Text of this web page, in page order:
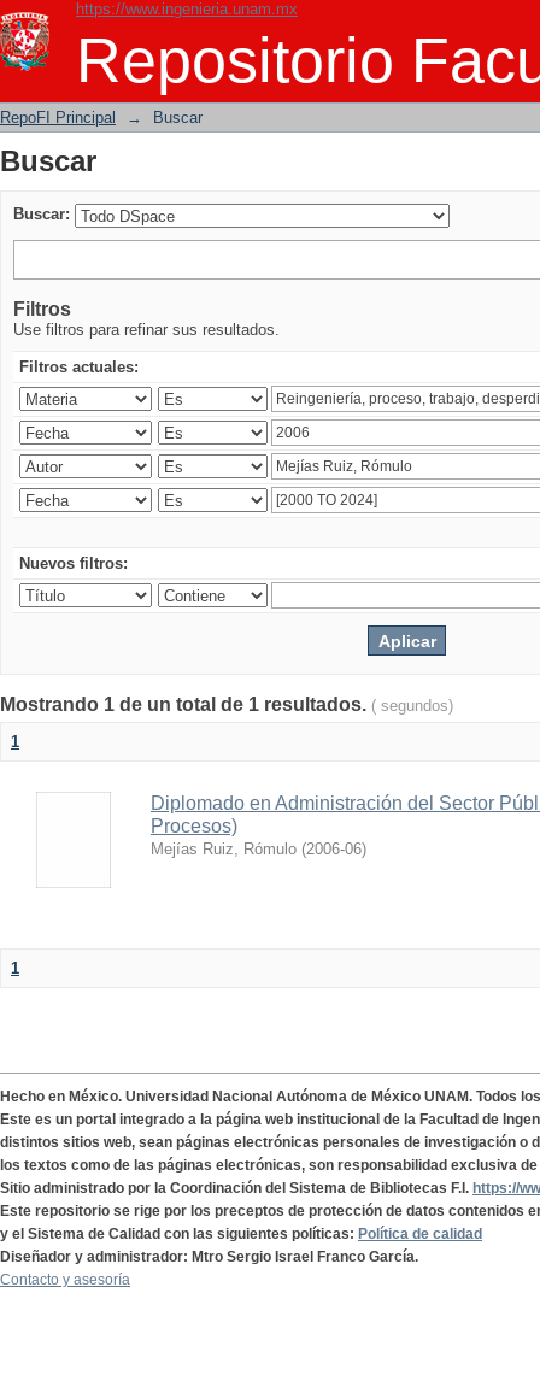
https://www.ingenieria.unam.mx
Repositorio
Buscar
RepoFI Principal → Buscar
Buscar
Buscar:
Filtros
Use filtros para refinar sus resultados.
Filtros actuales:
Nuevos filtros:
Mostrando 1 de un total de 1 resultados. ( segundos)
1
Diplomado en Administración del Sector
Procesos)
Mejías Ruiz, Rómulo (2006-06)
1
Hecho en México. Universidad Nacional Autónoma de México UNAM. Todos
Este es un portal integrado a la página web institucional de la Facultad de
distintos sitios web, sean páginas electrónicas personales de investigación o
los textos como de las páginas electrónicas, son responsabilidad exclusiva
Sitio administrado por la Coordinación del Sistema de Bibliotecas F.I. https://
Este repositorio se rige por los preceptos de protección de datos contenidos
y el Sistema de Calidad con las siguientes políticas: Política de calidad
Diseñador y administrador: Mtro Sergio Israel Franco García.
Contacto y asesoría